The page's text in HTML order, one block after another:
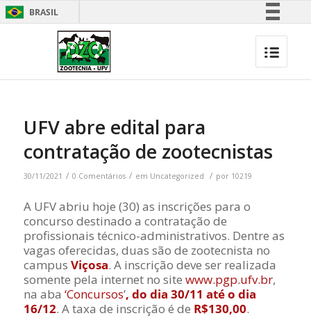
BRASIL
UFV abre edital para
contratação de zootecnistas
30/11/2021 / 0 Comentários / em Uncategorized / por 10219
A UFV abriu hoje (30) as inscrições para o
concurso destinado a contratação de
profissionais técnico-administrativos. Dentre as
vagas oferecidas, duas são de zootecnista no
campus Viçosa. A inscrição deve ser realizada
somente pela internet no site www.pgp.ufv.br,
na aba ‘Concursos’, do dia 30/11 até o dia
16/12. A taxa de inscrição é de R$130,00.